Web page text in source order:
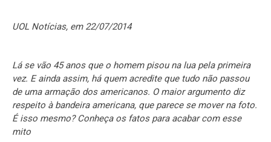
UOL Notícias, em 22/07/2014
Lá se vão 45 anos que o homem pisou na lua pela primeira
vez. E ainda assim, há quem acredite que tudo não passou
de uma armação dos americanos. O maior argumento diz
respeito à bandeira americana, que parece se mover na foto.
É isso mesmo? Conheça os fatos para acabar com esse
mito